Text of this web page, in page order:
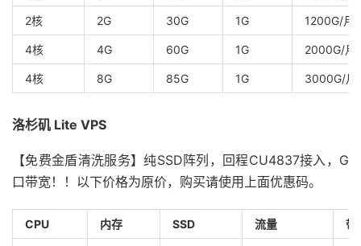
2核 2G 30G 1G 1200G/月
4核 4G 60G 1G 2000G/月
4核 8G 85G 1G 3000G/月
洛杉矶 Lite VPS
【免费金盾清洗服务】纯SSD阵列，回程CU4837接入，G
口带宽！！以下价格为原价，购买请使用上面优惠码。
CPU 内存 SSD 流量 带